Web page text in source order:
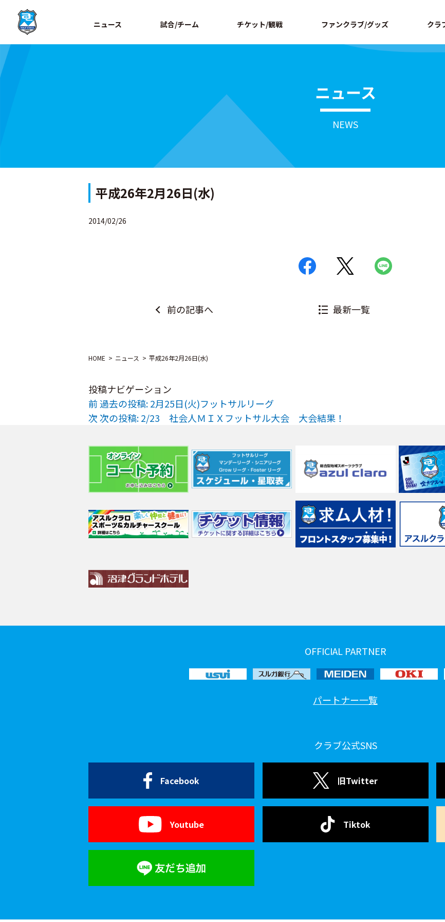
ニュース 試合/チーム チケット/観戦 ファンクラブ/グッズ クラ
ニュース
NEWS
平成26年2月26日(水)
2014/02/26
前の記事へ 最新一覧
HOME ニュース 平成26年2月26日(水)
投稿ナビゲーション
前過去の投稿:2月25日(火)フットサルリーグ
次次の投稿:2/23 社会人ＭＩＸフットサル大会 大会結果！
OFFICIAL PARTNER
パートナー一覧
クラブ公式SNS
Facebook 旧Twitter
Youtube Tiktok